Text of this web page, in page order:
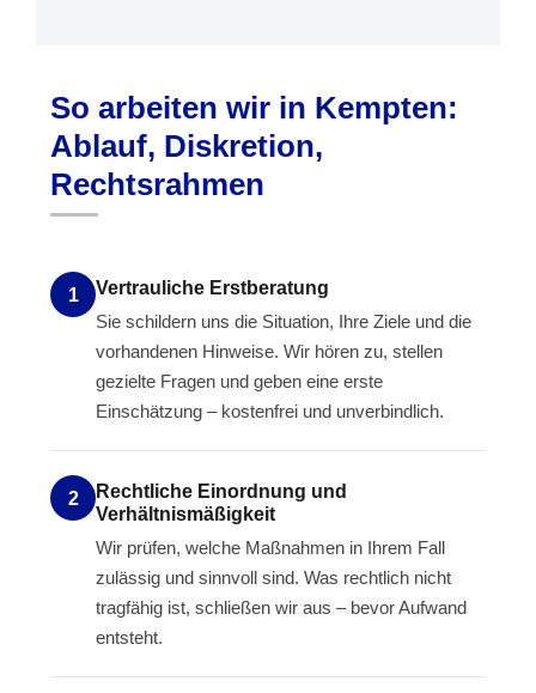
So arbeiten wir in Kempten:
Ablauf, Diskretion,
Rechtsrahmen
1
Vertrauliche Erstberatung
Sie schildern uns die Situation, Ihre Ziele und die
vorhandenen Hinweise. Wir hören zu, stellen
gezielte Fragen und geben eine erste
Einschätzung – kostenfrei und unverbindlich.
2
Rechtliche Einordnung und
Verhältnismäßigkeit
Wir prüfen, welche Maßnahmen in Ihrem Fall
zulässig und sinnvoll sind. Was rechtlich nicht
tragfähig ist, schließen wir aus – bevor Aufwand
entsteht.